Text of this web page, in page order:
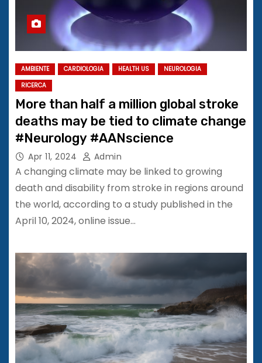
AMBIENTE CARDIOLOGIA HEALTH US
NEUROLOGIA
RICERCA
More than half a million global stroke
deaths may be tied to climate change
#Neurology #AANscience
Apr 11, 2024 Admin
A changing climate may be linked to growing
death and disability from stroke in regions around
the world, according to a study published in the
April 10, 2024, online issue…